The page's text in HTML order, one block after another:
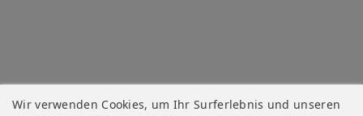
Wir verwenden Cookies, um Ihr Surferlebnis und unseren